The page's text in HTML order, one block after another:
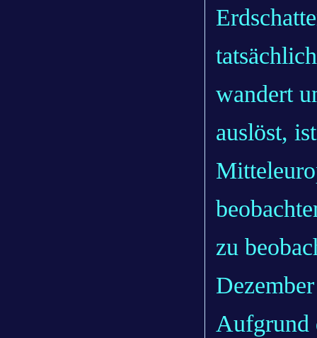
wandert
auslöst,
zu
Aufgrund